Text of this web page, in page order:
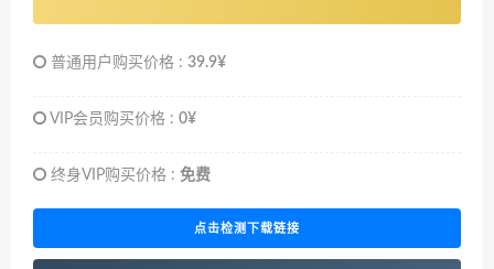
普通用户购买价格 : 39.9¥
VIP会员购买价格 : 0¥
终身VIP购买价格 : 免费
点击检测下载链接